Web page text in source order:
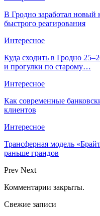
В Гродно заработал новый
быстрого реагирования
Интересное
Куда сходить в Гродно
и прогулки по старому…
Интересное
Как современные
клиентов
Интересное
Трансферная модель
раньше грандов
Prev Next
Комментарии закрыты.
Свежие записи